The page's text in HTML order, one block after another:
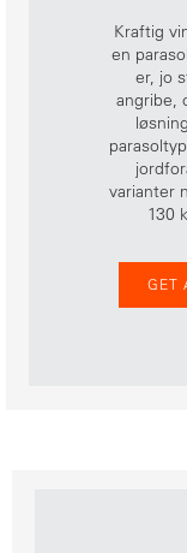
Kraftig
en
er, jo
angribe,
varianter
130
GET